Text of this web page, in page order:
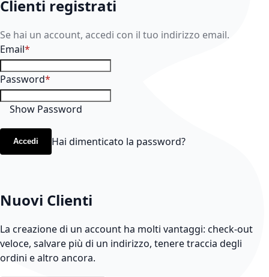
Clienti registrati
Se hai un account, accedi con il tuo indirizzo email.
Email
Password
Show Password
Accedi Hai dimenticato la password?
Nuovi Clienti
La creazione di un account ha molti vantaggi: check-out
veloce, salvare più di un indirizzo, tenere traccia degli
ordini e altro ancora.